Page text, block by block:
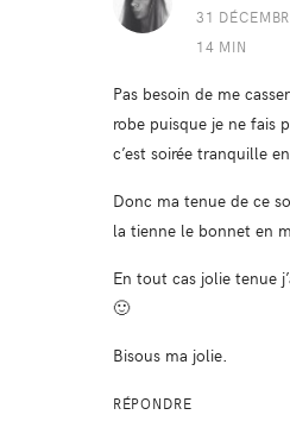
31
14 MIN
Pas besoin de me
robe puisque je ne fais
c’est soirée tranquille
Donc ma tenue de ce
la tienne le bonnet en
En tout cas jolie tenue
🙂
Bisous ma jolie.
RÉPONDRE